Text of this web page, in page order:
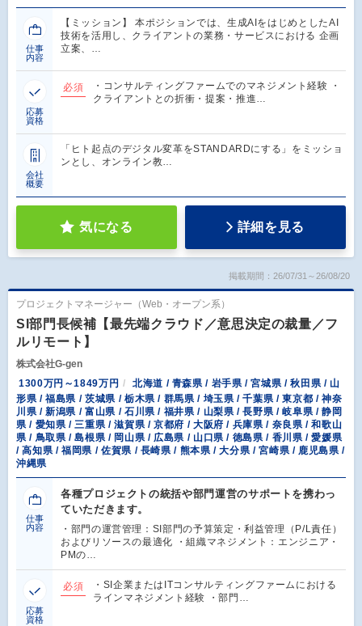
仕事
内容
【ミッション】 本ポジションでは、生成AIをはじめとしたAI
技術を活用し、クライアントの業務・サービスにおける 企画
立案、…
応募
資格
必須
・コンサルティングファームでのマネジメント経験 ・
クライアントとの折衝・提案・推進…
会社
概要
「ヒト起点のデジタル変革をSTANDARDにする」をミッショ
ンとし、オンライン教…
気になる 詳細を見る
掲載期間：26/07/31～26/08/20
プロジェクトマネージャー（Web・オープン系）
SI部門長候補【最先端クラウド／意思決定の裁量／フ
ルリモート】
株式会社G-gen
1300万円～1849万円
北海道 / 青森県 / 岩手県 / 宮城県 / 秋田県 / 山
形県 / 福島県 / 茨城県 / 栃木県 / 群馬県 / 埼玉県 / 千葉県 / 東京都 / 神奈
川県 / 新潟県 / 富山県 / 石川県 / 福井県 / 山梨県 / 長野県 / 岐阜県 / 静岡
県 / 愛知県 / 三重県 / 滋賀県 / 京都府 / 大阪府 / 兵庫県 / 奈良県 / 和歌山
県 / 鳥取県 / 島根県 / 岡山県 / 広島県 / 山口県 / 徳島県 / 香川県 / 愛媛県
/ 高知県 / 福岡県 / 佐賀県 / 長崎県 / 熊本県 / 大分県 / 宮崎県 / 鹿児島県 /
沖縄県
仕事
内容
各種プロジェクトの統括や部門運営のサポートを携わっ
ていただきます。
・部門の運営管理：SI部門の予算策定・利益管理（P/L責任）
およびリソースの最適化 ・組織マネジメント：エンジニア・
PMの…
応募
資格
必須
・SI企業またはITコンサルティングファームにおける
ラインマネジメント経験 ・部門…